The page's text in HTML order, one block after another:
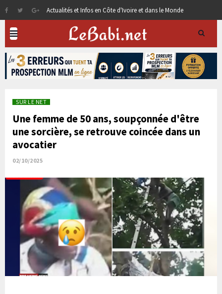
Actualités et Infos en Côte d'Ivoire et dans le Monde
SUR LE NET
Une femme de 50 ans, soupçonnée d'être
une sorcière, se retrouve coincée dans un
avocatier
02/10/2025